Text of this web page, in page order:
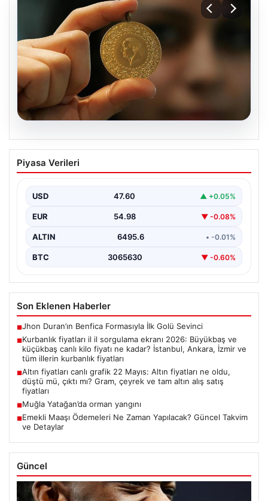
05.08.2026
Altın fiyatları canlı grafik 22 Mayıs: Altın
fiyatları ne oldu, düştü mü, çıktı mı?
fiyatları
Piyasa Verileri
USD 47.60 ▲ +0.05%
EUR 54.98 ▼ -0.08%
ALTIN 6495.6 • -0.01%
BTC 3065630 ▼ -0.60%
Son Eklenen Haberler
■Jhon Duran’ın Benfica Formasıyla İlk Golü Sevinci
■Kurbanlık fiyatları il il sorgulama ekranı 2026: Büyükbaş ve
küçükbaş canlı kilo fiyatı ne kadar? İstanbul, Ankara, İzmir ve
tüm illerin kurbanlık fiyatları
■Altın fiyatları canlı grafik 22 Mayıs: Altın fiyatları ne oldu,
düştü mü, çıktı mı? Gram, çeyrek ve tam altın alış satış
fiyatları
■Muğla Yatağan’da orman yangını
■Emekli Maaşı Ödemeleri Ne Zaman Yapılacak? Güncel Takvim
ve Detaylar
Güncel